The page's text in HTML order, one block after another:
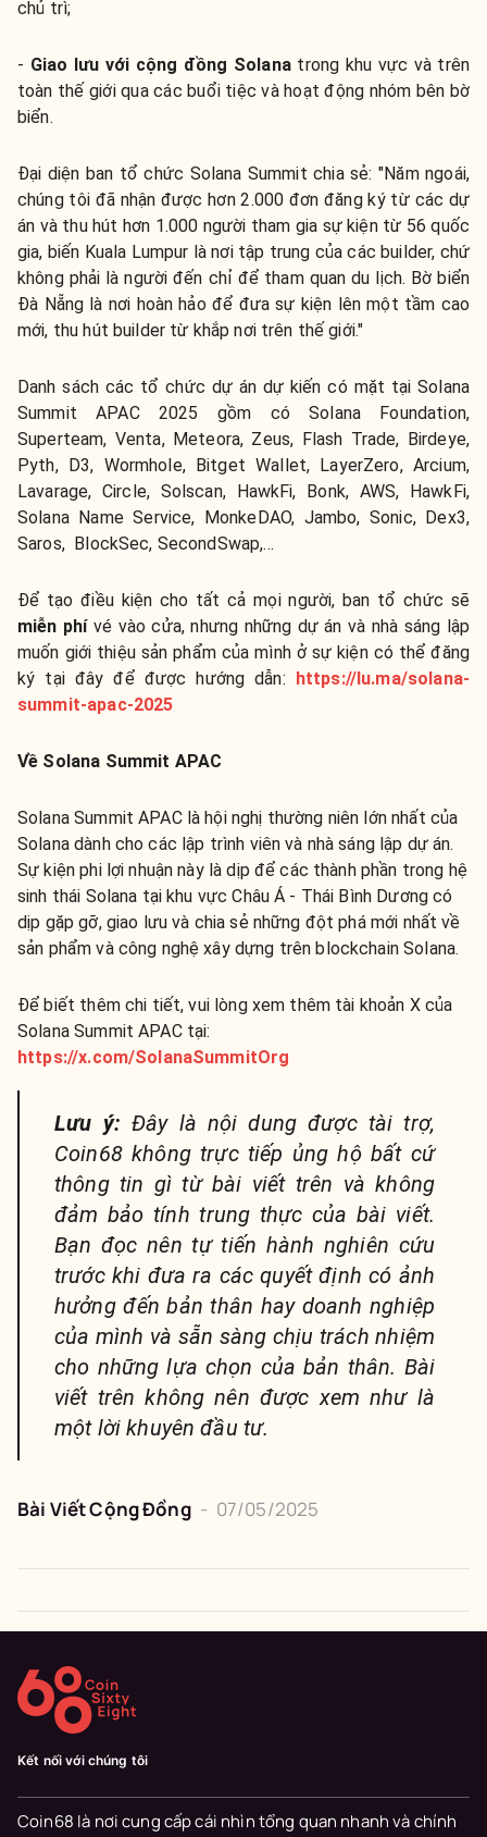
chủ trì;
- Giao lưu với cộng đồng Solanatrong khu vực và trên
toàn thế giới qua các buổi tiệc và hoạt động nhóm bên bờ
biển.
Đại diện ban tổ chức Solana Summit chia sẻ: "Năm ngoái,
chúng tôi đã nhận được hơn 2.000 đơn đăng ký từ các dự
án và thu hút hơn 1.000 người tham gia sự kiện từ 56 quốc
gia, biến Kuala Lumpur là nơi tập trung của các builder, chứ
không phải là người đến chỉ để tham quan du lịch. Bờ biển
Đà Nẵng là nơi hoàn hảo để đưa sự kiện lên một tầm cao
mới, thu hút builder từ khắp nơi trên thế giới."
Danh sách các tổ chức dự án dự kiến có mặt tại Solana
Summit APAC 2025 gồm có Solana Foundation,
Superteam, Venta, Meteora, Zeus, Flash Trade, Birdeye,
Pyth, D3, Wormhole, Bitget Wallet, LayerZero, Arcium,
Lavarage, Circle, Solscan, HawkFi, Bonk, AWS, HawkFi,
Solana Name Service, MonkeDAO, Jambo, Sonic, Dex3,
Saros, BlockSec, SecondSwap,...
Để tạo điều kiện cho tất cả mọi người, ban tổ chức sẽ
miễn phívé vào cửa, nhưng những dự án và nhà sáng lập
muốn giới thiệu sản phẩm của mình ở sự kiện có thể đăng
ký tại đây để được hướng dẫn:
https://lu.ma/solana-
summit-apac-2025
Về Solana Summit APAC
Solana Summit APAC là hội nghị thường niên lớn nhất của
Solana dành cho các lập trình viên và nhà sáng lập dự án.
Sự kiện phi lợi nhuận này là dịp để các thành phần trong hệ
sinh thái Solana tại khu vực Châu Á - Thái Bình Dương có
dịp gặp gỡ, giao lưu và chia sẻ những đột phá mới nhất về
sản phẩm và công nghệ xây dựng trên blockchain Solana.
Để biết thêm chi tiết, vui lòng xem thêm tài khoản X của
Solana Summit APAC tại:
https://x.com/SolanaSummitOrg
Lưu ý: Đây là nội dung được tài trợ,
Coin68 không trực tiếp ủng hộ bất cứ
thông tin gì từ bài viết trên và không
đảm bảo tính trung thực của bài viết.
Bạn đọc nên tự tiến hành nghiên cứu
trước khi đưa ra các quyết định có ảnh
hưởng đến bản thân hay doanh nghiệp
của mình và sẵn sàng chịu trách nhiệm
cho những lựa chọn của bản thân. Bài
viết trên không nên được xem như là
một lời khuyên đầu tư.
Bài Viết Cộng Đồng - 07/05/2025
Kết nối với chúng tôi
Coin68 là nơi cung cấp cái nhìn tổng quan nhanh và chính